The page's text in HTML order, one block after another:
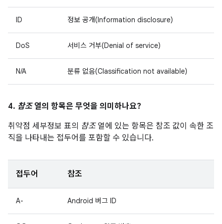
ID 정보 공개(Information disclosure)
DoS 서비스 거부(Denial of service)
N/A 분류 없음(Classification not available)
4. 참조열의 항목은 무엇을 의미하나요?
취약점 세부정보 표의 참조열에 있는 항목은 참조 값이 속한 조
직을 나타내는 접두어를 포함할 수 있습니다.
접두어 참조
A- Android 버그 ID